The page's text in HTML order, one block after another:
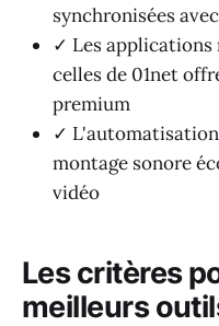
synchronisées
✓ Les
celles de 01net
premium
✓
montage sonore
vidéo
Les critères
meilleurs